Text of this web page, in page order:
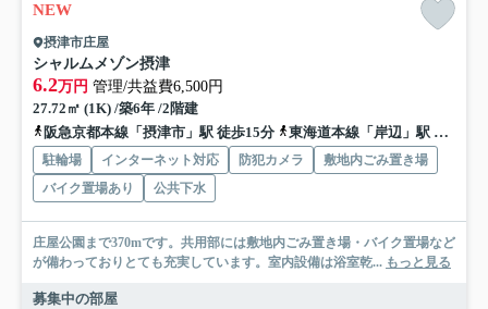
NEW
摂津市庄屋
シャルムメゾン摂津
6.2万円 管理/共益費6,500円
27.72㎡ (1K) /築6年 /2階建
阪急京都本線「摂津市」駅 徒歩15分
東海道本線「岸辺」駅 徒歩15分
駐輪場 インターネット対応 防犯カメラ
敷地内ごみ置き場
バイク置場あり
公共下水
庄屋公園まで370mです。共用部には敷地内ごみ置き場・バイク置場など
が備わっておりとても充実しています。室内設備は浴室乾... もっと見る
募集中の部屋